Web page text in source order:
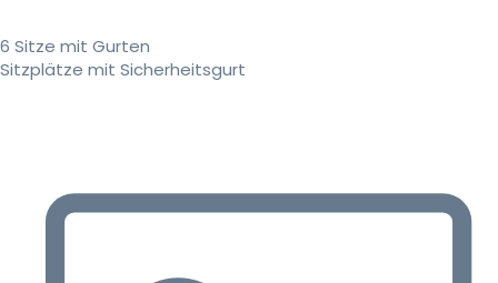
6 Sitze mit Gurten
Sitzplätze mit Sicherheitsgurt